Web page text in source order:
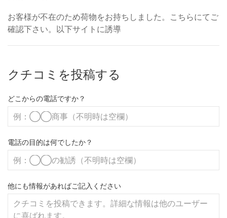
お客様が不在のため荷物をお持ちしました。こちらにてご
確認下さい。以下サイトに誘導
クチコミを投稿する
どこからの電話ですか？
電話の目的は何でしたか？
他にも情報があればご記入ください